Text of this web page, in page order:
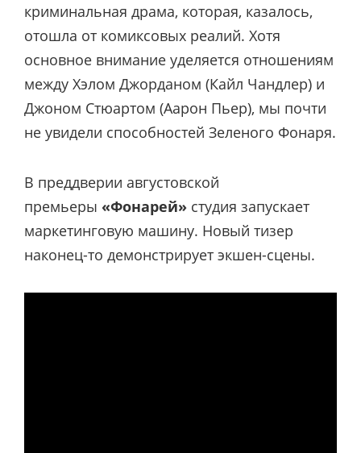
криминальная драма, которая, казалось,
отошла от комиксовых реалий. Хотя
основное внимание уделяется отношениям
между Хэлом Джорданом (Кайл Чандлер) и
Джоном Стюартом (Аарон Пьер), мы почти
не увидели способностей Зеленого Фонаря.
В преддверии августовской
премьеры «Фонарей» студия запускает
маркетинговую машину. Новый тизер
наконец-то демонстрирует экшен-сцены.